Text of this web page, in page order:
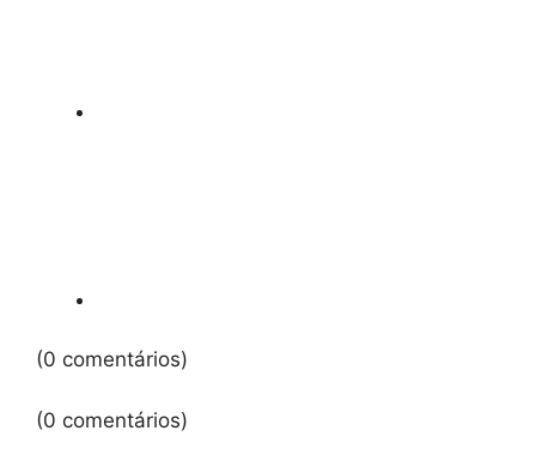
(0 comentários)
(0 comentários)